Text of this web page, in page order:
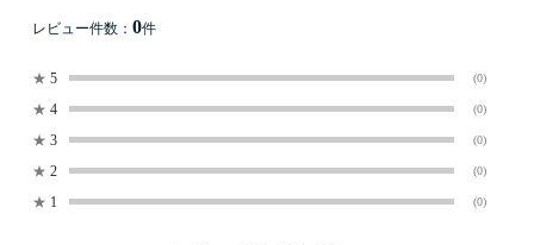
レビュー件数： 0件
★ 5 (0)
★ 4 (0)
★ 3 (0)
★ 2 (0)
★ 1 (0)